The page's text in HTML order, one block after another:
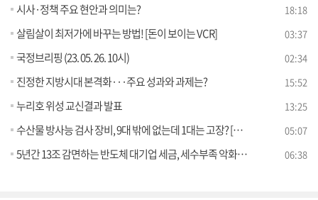
시사·정책 주요 현안과 의미는? 18:18
살림살이 최저가에 바꾸는 방법! [돈이 보이는 VCR] 03:37
국정브리핑 (23. 05. 26. 10시) 02:34
진정한 지방시대 본격화···주요 성과와 과제는? 15:52
누리호 위성 교신결과 발표 13:25
수산물 방사능 검사 장비, 9대 밖에 없는데 1대는 고장? [정책 바로보기] 05:07
5년간 13조 감면하는 반도체 대기업 세금, 세수부족 악화된다? [정책 바로보기] 06:38